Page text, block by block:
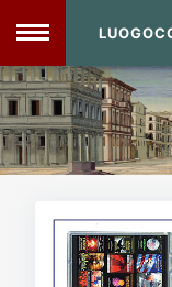
MENU
Home
DVD Shop
Sito